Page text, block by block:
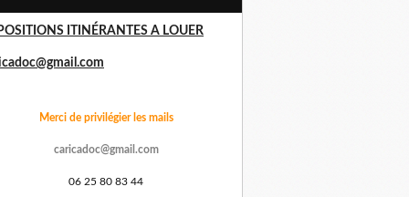
ITINÉRANTES A LOUER
Merci de privilégier les mails
caricadoc@gmail.com
06 25 80 83 44